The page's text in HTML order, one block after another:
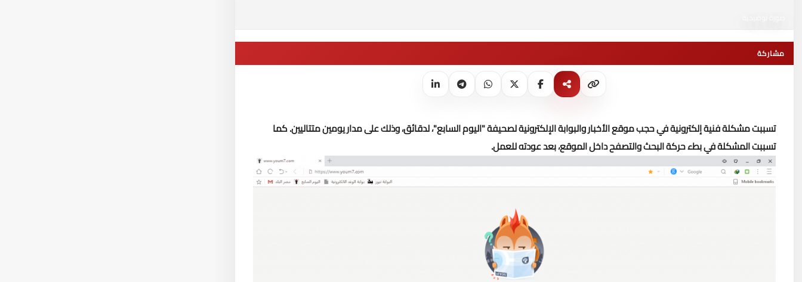
مشاركة
تسببت مشكلة فنية إلكترونية في حجب موقع الأخبار والبوابة الإلكترونية لصحيفة "اليوم السابع"، لدقائق، وذلك على مدار يومين متتاليين.كما
تسببت المشكلة في بطء حركة البحث والتصفح داخل الموقع، بعد عودته للعمل.